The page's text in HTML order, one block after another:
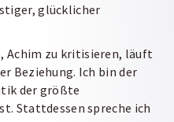
glücklicher
Achim zu kritisieren, läuft
Beziehung. Ich bin der
der größte
Stattdessen spreche ich